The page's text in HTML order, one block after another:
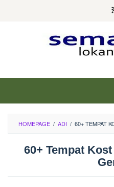
HOMEPAGE / ADI / 60+ TEMPAT
60+ Tempat